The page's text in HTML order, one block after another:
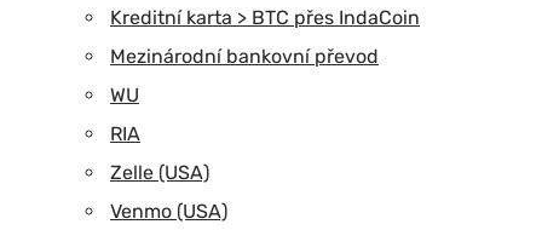
Kreditní karta > BTC přes IndaCoin
Mezinárodní bankovní převod
WU
RIA
Zelle (USA)
Venmo (USA)